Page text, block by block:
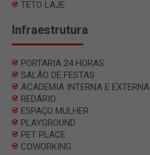
TETO LAJE
Infraestrutura
PORTARIA 24 HORAS
SALÃO DE FESTAS
ACADEMIA INTERNA E EXTERNA
REDÁRIO
ESPAÇO MULHER
PLAYGROUND
PET PLACE
COWORKING